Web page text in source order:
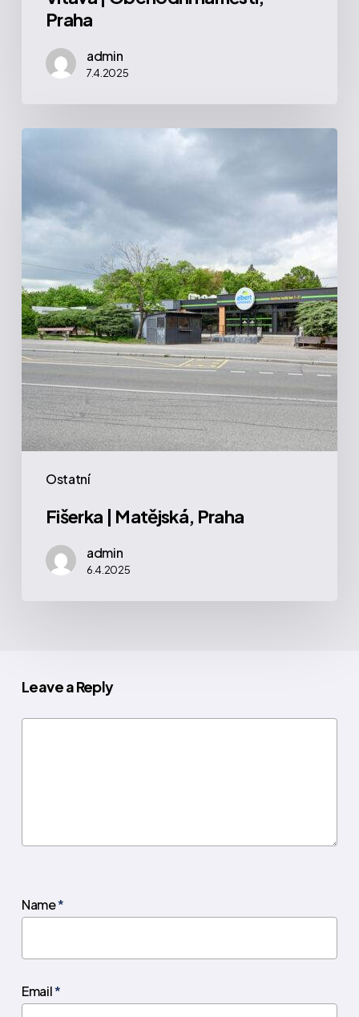
Praha
admin
7.4.2025
Ostatní
Praha
Fišerka | Matějská, Praha
admin
6.4.2025
Leave a Reply
Name*
Email*